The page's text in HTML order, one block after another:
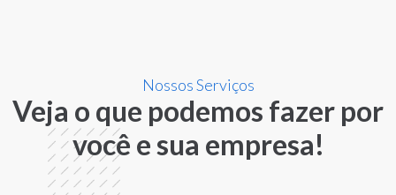
Nossos Serviços
Veja o que podemos fazer por
você e sua empresa!